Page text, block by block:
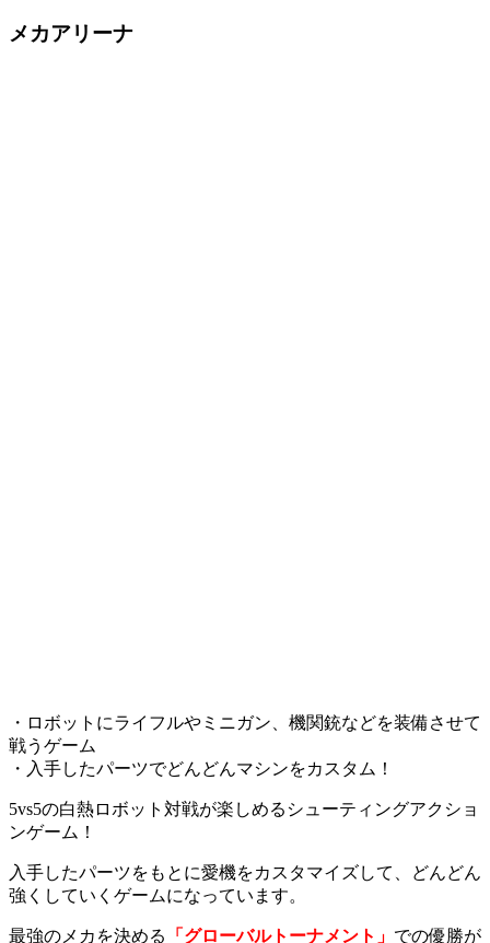
メカアリーナ
・ロボットにライフルやミニガン、機関銃などを装備させて
戦うゲーム
・入手したパーツでどんどんマシンをカスタム！
5vs5の白熱ロボット対戦が楽しめるシューティングアクショ
ンゲーム！
入手したパーツをもとに愛機をカスタマイズして、どんどん
強くしていくゲームになっています。
最強のメカを決める 「グローバルトーナメント」 での優勝が